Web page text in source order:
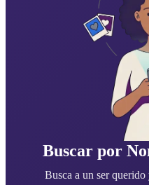
Buscar por
Busca a un ser